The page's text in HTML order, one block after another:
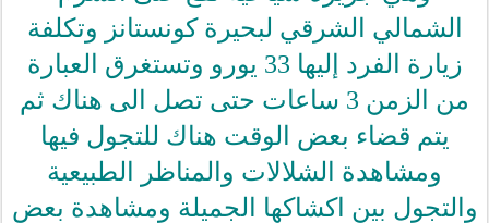
الشمالي الشرقي لبحيرة كونستانز وتكلفة
زيارة الفرد إليها 33 يورو وتستغرق العبارة
من الزمن 3 ساعات حتى تصل الى هناك ثم
يتم قضاء بعض الوقت هناك للتجول فيها
ومشاهدة الشلالات والمناظر الطبيعية
والتجول بين اكشاكها الجميلة ومشاهدة بعض